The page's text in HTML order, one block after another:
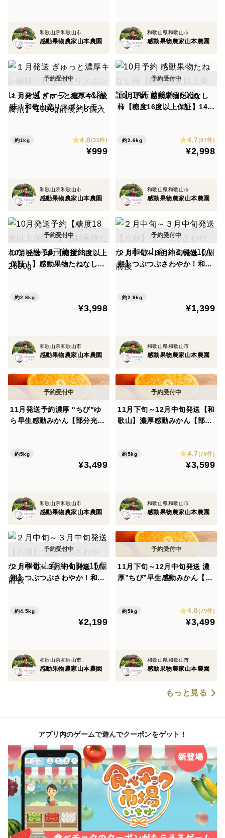
によって、酸味が必要以上に抜けてしまい、ボケた味の
ミカンになりやすくなります。
なので、本当に美味しい蜜柑を再び届けようと、手選別
に立ち帰ることにしました！！
そうすると、思わぬメリットが！
良い木から収穫したみかんとイマイチな木から収穫した
そうなると次のようなことができるようになりました！
〔部分的〕というところはご理解いただきたいです！
全量測りたいのが本音ですが、それだと畑に行けないほ
ど時間がかかってしまうので...。
どれだけの技術を確立しようが、やはり自然のもの、
食べても美味しい、次々と食べたい！をお届けするため
糖度12度以上のちびみかんだけをお届けしたい！....の
良い木から収穫できたみかんのコンテナから、数個糖度
計測します。そこが12度以上のばかりの美味しいみかん
だったら、そのコンテナから箱詰めします！
こうするととても確率高く美味しいちびみかんが届けら
れます！
感動果物農家と名乗るには出来る限りの努力をしないと
自信を持ってお届けできる作品です。ご家族との笑顔あ
も、まず間違いないものであると考えています。
山本農園のみかん甘くて美味しいんだ！と思っていただ
けしてまいります。
【改めて御礼申し上げます】
昨年2025年もたくさんのご注文ありがとうございま
をいただき、発送させていただくことができました。こ
のような昨今ではございますが、皆様のおかげで山本農
願い申し上げます。
和歌山県和歌山市
感動果物農家山本農園
和歌山県和歌山市
感動果物農家山本農園
１月発送 ぎゅっと濃厚キレ酸
味！和歌山産リスボンレモン
約1kg 4.8(35件)
¥999
和歌山県和歌山市
感動果物農家山本農園
10月予約 感動果物たねなし
柿【糖度16度以上保証】14玉
約2.6kg 4.7(97件)
¥2,998
和歌山県和歌山市
感動果物農家山本農園
10月発送予約【糖度18度以上
保証！】感動果物たねなし柿
約2.6kg
¥3,998
和歌山県和歌山市
感動果物農家山本農園
２月中旬～３月中旬発送【八
朔】つぶつぶさわやか！和歌
約2.6kg
¥1,399
和歌山県和歌山市
感動果物農家山本農園
11月発送予約濃厚 "ちび"ゆ
ら早生感動みかん【部分光セ
約5kg
¥3,499
和歌山県和歌山市
感動果物農家山本農園
11月下旬～12月中旬発送【和
歌山】濃厚感動みかん【部分
約5kg 4.7(78件)
¥3,599
和歌山県和歌山市
感動果物農家山本農園
２月中旬～３月中旬発送【八
朔】つぶつぶさわやか！和歌
約4.5kg
¥2,199
和歌山県和歌山市
感動果物農家山本農園
11月下旬～12月中旬発送 濃
厚”ちび”早生感動みかん【部
約5kg 4.8(79件)
¥3,499
和歌山県和歌山市
感動果物農家山本農園
もっと見る
アプリ内のゲームで遊んでクーポンをゲット！